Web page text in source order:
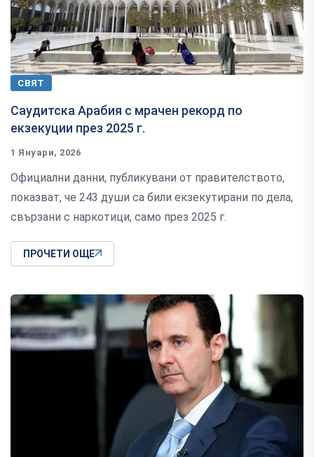
СВЯТ
Саудитска Арабия с мрачен рекорд по
екзекуции през 2025 г.
1 Януари, 2026
Официални данни, публикувани от правителството,
показват, че 243 души са били екзекутирани по дела,
свързани с наркотици, само през 2025 г.
ПРОЧЕТИ ОЩЕ